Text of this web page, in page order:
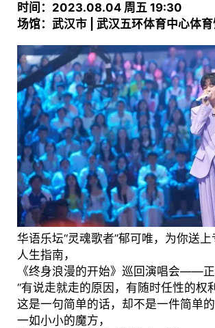
时间：2023.08.04 周五 19:30
场馆：武汉市 | 武汉五环体育中心体
华语乐坛“灵魂歌者”郁可唯，为你送
人生指南，
《终身浪漫的开始》巡回演唱会——正
“有说走就走的原因，有随时任性的权
这是一句简单的话，却不是一件简单的
一如小小的魔方，